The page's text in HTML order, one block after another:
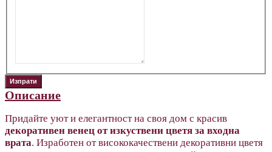
Описание
Придайте уют и елегантност на своя дом с красив
декоративен венец от изкуствени цветя за входна
врата. Изработен от висококачествени декоративни цветя